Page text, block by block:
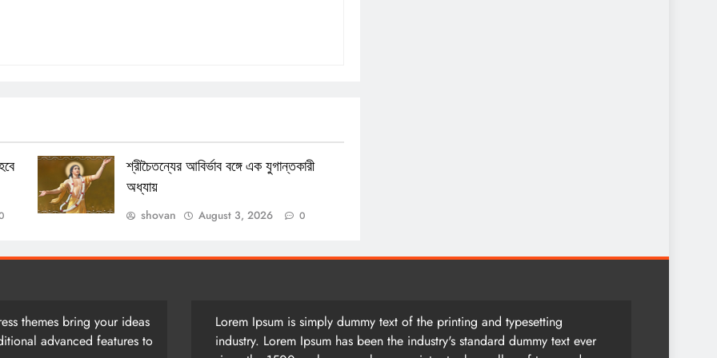
শ্রীচৈতন্যের আবির্ভাব বঙ্গে এক যুগান্তকারী
অধ্যায়
shovan August 3, 2026 0
themes bring your ideas
advanced features to
Lorem Ipsum is simply dummy text of the printing and typesetting
industry. Lorem Ipsum has been the industry's standard dummy text ever